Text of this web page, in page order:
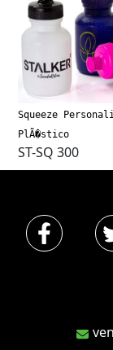
Squeeze
PlÃ�stico
ST-SQ 300